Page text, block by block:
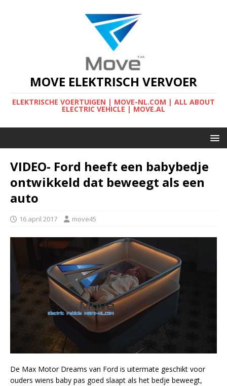
MOVE ELEKTRISCH VERVOER
ELEKTRISCHE VOERTUIGEN | MOVE-NL.COM | ALL ABOUT
ELECTRIC VEHICLE | MOVE.AL
VIDEO- Ford heeft een babybedje
ontwikkeld dat beweegt als een
auto
16 april 2017 move45
De Max Motor Dreams van Ford is uitermate geschikt voor
ouders wiens baby pas goed slaapt als het bedje beweegt,